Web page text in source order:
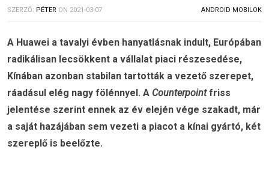
SZERZŐ: PÉTER ON 2021-03-07 ANDROID MOBILOK
A Huawei a tavalyi évben hanyatlásnak indult, Európában
radikálisan lecsökkent a vállalat piaci részesedése,
Kínában azonban stabilan tartották a vezető szerepet,
ráadásul elég nagy fölénnyel. A Counterpointfriss
jelentése szerint ennek az év elején vége szakadt, már
a saját hazájában sem vezeti a piacot a kínai gyártó, két
szereplő is beelőzte.